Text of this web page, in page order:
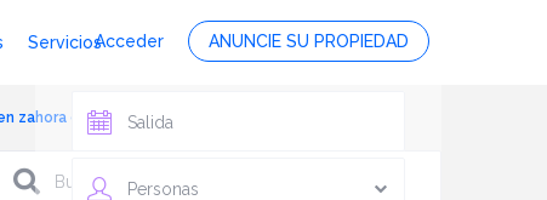
Acceder ANUNCIE SU PROPIEDAD
Servicios
Personas
zahora cerca de la playa, foto 2